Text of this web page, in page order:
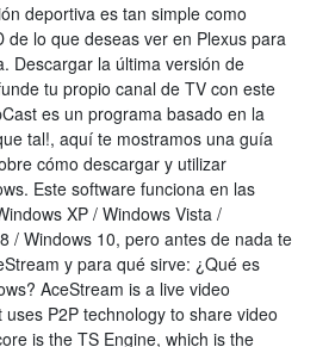
deportiva es tan simple como
de lo que deseas ver en Plexus para
Descargar la última versión de
tu propio canal de TV con este
es un programa basado en la
tal!, aquí te mostramos una guía
cómo descargar y utilizar
Este software funciona en las
XP / Windows Vista /
/ Windows 10, pero antes de nada te
y para qué sirve: ¿Qué es
AceStream is a live video
P2P technology to share video
is the TS Engine, which is the